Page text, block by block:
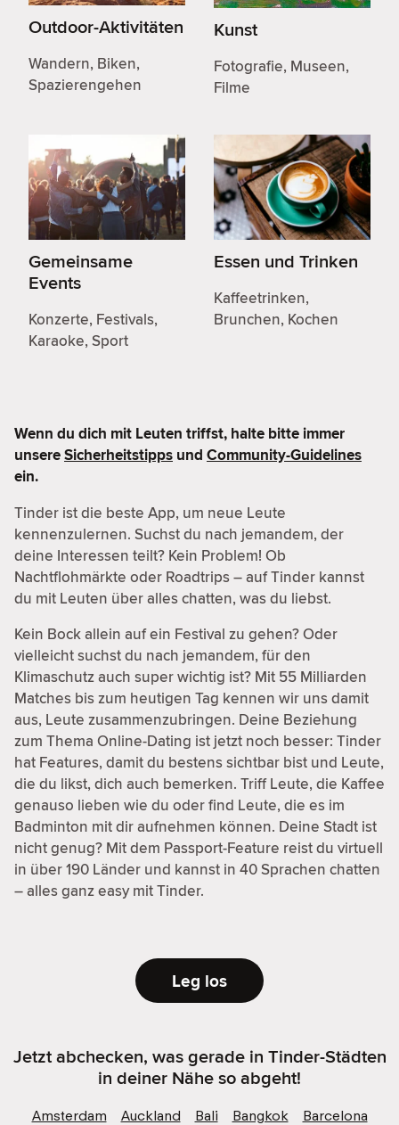
Outdoor-Aktivitäten
Wandern, Biken,
Spazierengehen
Kunst
Fotografie, Museen,
Filme
Gemeinsame
Events
Konzerte, Festivals,
Karaoke, Sport
Essen und Trinken
Kaffeetrinken,
Brunchen, Kochen
Wenn du dich mit Leuten triffst, halte bitte immer
unsereSicherheitstipps und Community-Guidelines
ein.
Tinder ist die beste App, um neue Leute
kennenzulernen. Suchst du nach jemandem, der
deine Interessen teilt? Kein Problem! Ob
Nachtflohmärkte oder Roadtrips – auf Tinder kannst
du mit Leuten über alles chatten, was du liebst.
Kein Bock allein auf ein Festival zu gehen? Oder
vielleicht suchst du nach jemandem, für den
Klimaschutz auch super wichtig ist? Mit 55 Milliarden
Matches bis zum heutigen Tag kennen wir uns damit
aus, Leute zusammenzubringen. Deine Beziehung
zum Thema Online-Dating ist jetzt noch besser: Tinder
hat Features, damit du bestens sichtbar bist und Leute,
die du likst, dich auch bemerken. Triff Leute, die Kaffee
genauso lieben wie du oder find Leute, die es im
Badminton mit dir aufnehmen können. Deine Stadt ist
nicht genug? Mit dem Passport-Feature reist du virtuell
in über 190 Länder und kannst in 40 Sprachen chatten
– alles ganz easy mit Tinder.
Leg los
Jetzt abchecken, was gerade in Tinder-Städten
in deiner Nähe so abgeht!
Amsterdam Auckland Bali Bangkok
Barcelona